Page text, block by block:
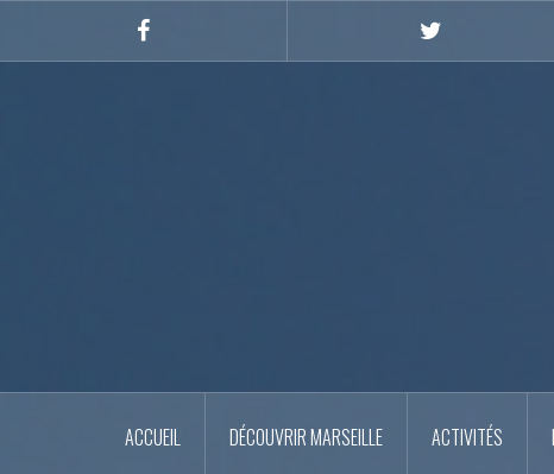
content
ACCUEIL DÉCOUVRIR MARSEILLE ACTIVITÉS